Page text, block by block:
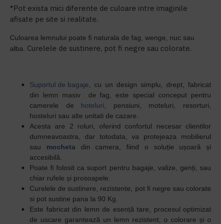
*Pot exista mici diferente de culoare intre imaginile
afisate pe site si realitate.
Culoarea lemnului poate fi naturala de fag, wenge, nuc sau
alba. Curelele de sustinere, pot fi negre sau colorate.
Suportul de bagaje , cu un design simplu, drept, fabricat
din lemn masiv de fag, este special conceput pentru
camerele de hoteluri , pensiuni, moteluri, resorturi,
hosteluri sau alte unitati de cazare.
Acesta are 2 roluri, oferind confortul necesar clientilor
dumneavoastra, dar totodata, va protejeaza mobilierul
sau mocheta din camera, fiind o soluție ușoară și
accesibilă.
Poate fi folosit ca suport pentru bagaje, valize, genți, sau
chiar rufele și prosoapele.
Curelele de sustinere, rezistente, pot fi negre sau colorate
si pot sustine pana la 90 Kg.
Este fabricat din lemn de esență tare, procesul optimizat
de uscare garantează un lemn rezistent, o colorare și o